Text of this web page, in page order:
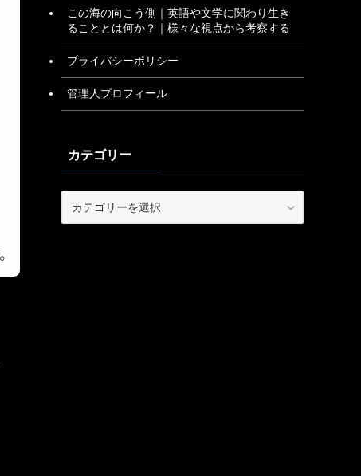
この海の向こう側｜英語や文学に関わり生き
ることとは何か？｜様々な視点から考察する
プライバシーポリシー
管理人プロフィール
カテゴリー